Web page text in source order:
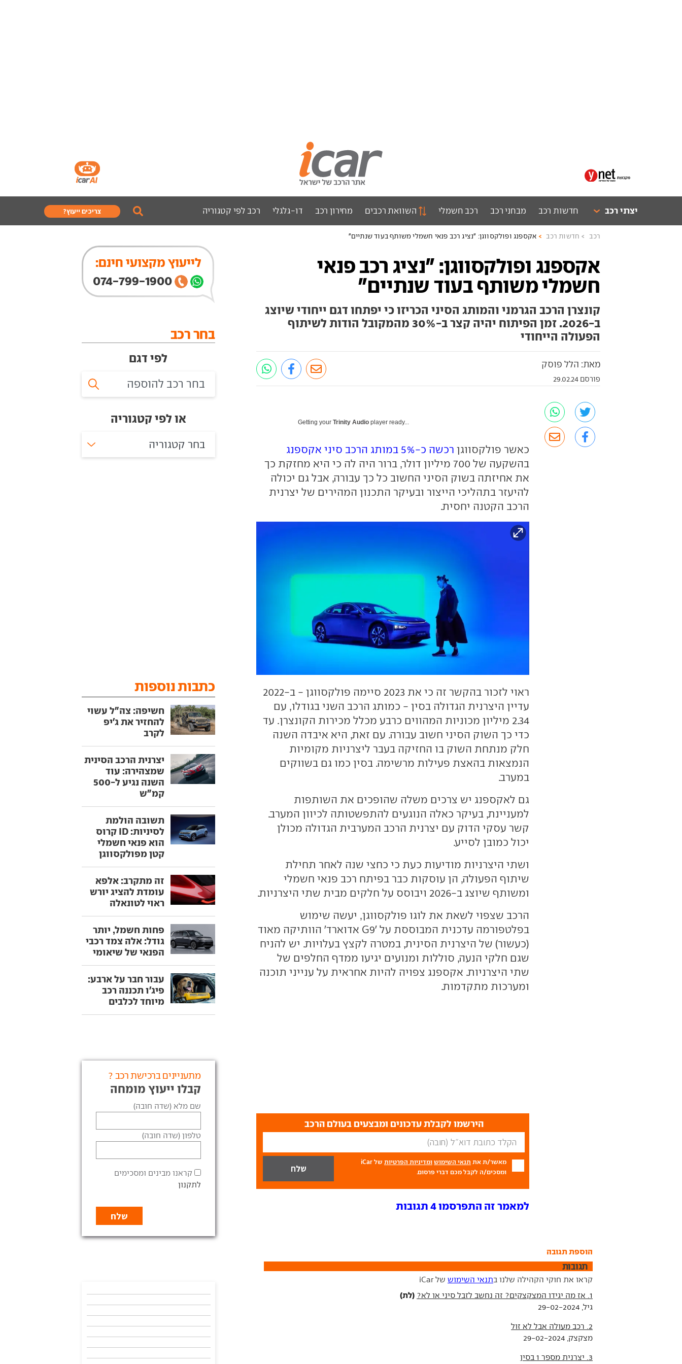
יצרני רכב חדשות רכב מבחני רכב רכב חשמלי השוואת רכבים מחירון רכב דו-גלגלי רכב לפי קטגוריה צריכים ייעוץ?
רכב חדשות רכב אקספנג ופולקסווגן: "נציג רכב פנאי חשמלי משותף בעוד שנתיים"
אקספנג ופולקסווגן: "נציג רכב פנאי
חשמלי משותף בעוד שנתיים"
קונצרן הרכב הגרמני והמותג הסיני הכריזו כי יפתחו דגם ייחודי שיוצג
ב-2026. זמן הפיתוח יהיה קצר ב-30% מהמקובל הודות לשיתוף
הפעולה הייחודי
מאת: הלל פוסק
פורסם 29.02.24
Getting yourTrinity Audio player ready...
כאשר פולקסווגן רכשה כ-5% במותג הרכב סיני אקספנג
בהשקעה של 700 מיליון דולר, ברור היה לה כי היא מחזקת כך
את אחיזתה בשוק הסיני החשוב כל כך עבורה, אבל גם יכולה
להיעזר בתהליכי הייצור ובעיקר התכנון המהירים של יצרנית
הרכב הקטנה יחסית.
ראוי לזכור בהקשר זה כי את 2023 סיימה פולקסווגן - ב-2022
עדיין היצרנית הגדולה בסין - כמותג הרכב השני בגודלו, עם
2.34 מיליון מכוניות המהווים כרבע מכלל מכירות הקונצרן. עד
כדי כך השוק הסיני חשוב עבורה. עם זאת, היא איבדה השנה
חלק מנתחת השוק בו החזיקה בעבר ליצרניות מקומיות
הנמצאות בהאצת פעילות מרשימה. בסין כמו גם בשווקים
במערב.
גם לאקספנג יש צרכים משלה שהופכים את השותפות
למעניינת, בעיקר כאלה הנוגעים להתפשטותה לכיוון המערב.
קשר עסקי הדוק עם יצרנית הרכב המערבית הגדולה מכולן
יכול כמובן לסייע.
ושתי היצרניות מודיעות כעת כי כחצי שנה לאחר תחילת
שיתוף הפעולה, הן עוסקות כבר בפיתח רכב פנאי חשמלי
ומשותף שיוצג ב-2026 ויבוסס על חלקים מבית שתי היצרניות.
הרכב שצפוי לשאת את לוגו פולקסווגן, יעשה שימוש
בפלטפורמה עדכנית המבוססת על 'G9 אדוארד' הוותיקה מאוד
(כעשור) של היצרנית הסינית, במטרה לקצץ בעלויות. יש להניח
שגם חלקי הנעה, סוללות ומנועים יגיעו ממדף החלפים של
שתי היצרניות. אקספנג צפויה להיות אחראית על ענייני תוכנה
ומערכות מתקדמות.
הירשמו לקבלת עדכונים ומבצעים בעולם הרכב
מאשר/ת את תנאי השימוש ומדיניות הפרטיות
של iCar
ומסכים/ה לקבל מכם דברי פרסום.
למאמר זה התפרסמו 4 תגובות
הוספת תגובה
תגובות
קראו את חוקי הקהילה שלנו בתנאי השימוש של iCar
1. אז מה יגידו המצקצקים? זה נחשב לזבל סיני או לא?
(לת)
גיל, 29-02-2024
2. רכב מעולה אבל לא זול
מצקצק, 29-02-2024
3. יצרנית מספר 1 בסין
לייעוץ מקצועי חינם:
074-799-1900
בחר רכב
לפי דגם
או לפי קטגוריה
בחר קטגוריה
כתבות נוספות
חשיפה: צה"ל עשוי
להחזיר את ג'יפ
לקרב
יצרנית הרכב הסינית
שמצהירה: עוד
השנה נגיע ל-500
קמ"ש
תשובה הולמת
לסיניות: ID קרוס
הוא פנאי חשמלי
קטן מפולקסווגן
זה מתקרב: אלפא
עומדת להציג יורש
ראוי לטונאלה
פחות חשמל, יותר
גודל: אלה צמד רכבי
הפנאי של שיאומי
עבור חבר על ארבע:
פיג'ו תכננה רכב
מיוחד לכלבים
מתעניינים ברכישת רכב ?
קבלו ייעוץ מומחה
שם מלא (שדה חובה)
טלפון (שדה חובה)
קראנו מבינים ומסכימים
לתקנון